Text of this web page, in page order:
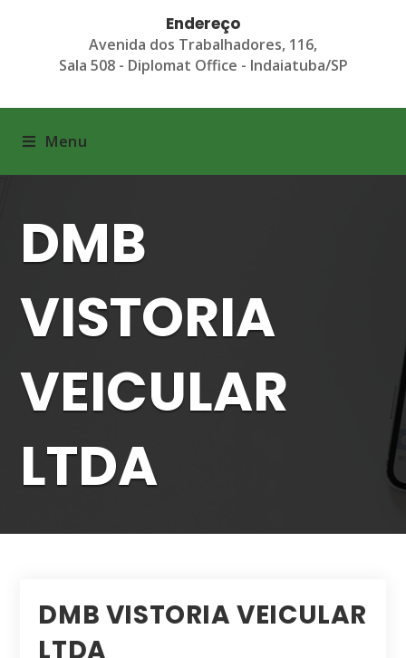
Endereço
Avenida dos Trabalhadores, 116,
Sala 508 - Diplomat Office - Indaiatuba/SP
Menu
DMB
VISTORIA
VEICULAR
LTDA
DMB VISTORIA VEICULAR
LTDA